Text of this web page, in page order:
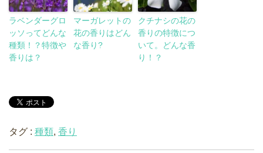
ラベンダーグロ
ッソってどんな
種類！？特徴や
香りは？
マーガレットの
花の香りはどん
な香り?
クチナシの花の
香りの特徴につ
いて。どんな香
り！？
タグ : 種類, 香り